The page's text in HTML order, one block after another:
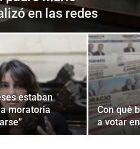
en las redes
estaban
moratoria
Con qué
a votar